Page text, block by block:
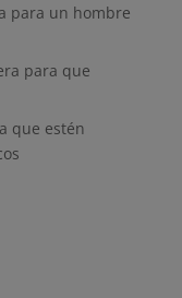
para un hombre
para que
que estén